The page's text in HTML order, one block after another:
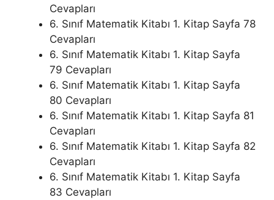
Cevapları
6. Sınıf Matematik Kitabı 1. Kitap Sayfa 78
Cevapları
6. Sınıf Matematik Kitabı 1. Kitap Sayfa
79 Cevapları
6. Sınıf Matematik Kitabı 1. Kitap Sayfa
80 Cevapları
6. Sınıf Matematik Kitabı 1. Kitap Sayfa 81
Cevapları
6. Sınıf Matematik Kitabı 1. Kitap Sayfa 82
Cevapları
6. Sınıf Matematik Kitabı 1. Kitap Sayfa
83 Cevapları